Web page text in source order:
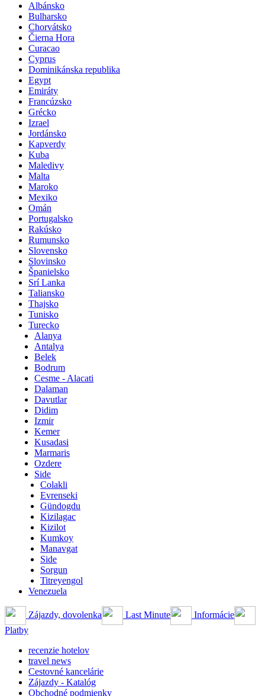
Albánsko
Bulharsko
Chorvátsko
Čierna Hora
Curacao
Cyprus
Dominikánska republika
Egypt
Emiráty
Francúzsko
Grécko
Izrael
Jordánsko
Kapverdy
Kuba
Maledivy
Malta
Maroko
Mexiko
Omán
Portugalsko
Rakúsko
Rumunsko
Slovensko
Slovinsko
Španielsko
Srí Lanka
Taliansko
Thajsko
Tunisko
Turecko
Alanya
Antalya
Belek
Bodrum
Cesme - Alacati
Dalaman
Davutlar
Didim
Izmir
Kemer
Kusadasi
Marmaris
Ozdere
Side
Colakli
Evrenseki
Gündogdu
Kizilagac
Kizilot
Kumkoy
Manavgat
Side
Sorgun
Titreyengol
Venezuela
Zájazdy, dovolenka Last Minute
Informácie
Platby
recenzie hotelov
travel news
Cestovné kancelárie
Zájazdy - Katalóg
Obchodné podmienky